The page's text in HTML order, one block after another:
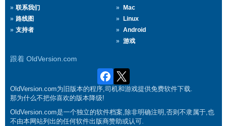
联系我们
路线图
支持者
Mac
Linux
Android
游戏
跟着 OldVersion.com
OldVersion.com为旧版本的程序,司机和游戏提供免费软件下载.
那为什么不把你喜欢的版本降级!
OldVersion.com是一个独立的软件档案,除非明确注明,否则不隶属于,也
不由本网站列出的任何软件出版商赞助或认可.